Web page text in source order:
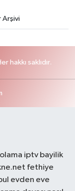
Arşivi
hakkı saklıdır.
iptv bayilik
fethiye
evden eve